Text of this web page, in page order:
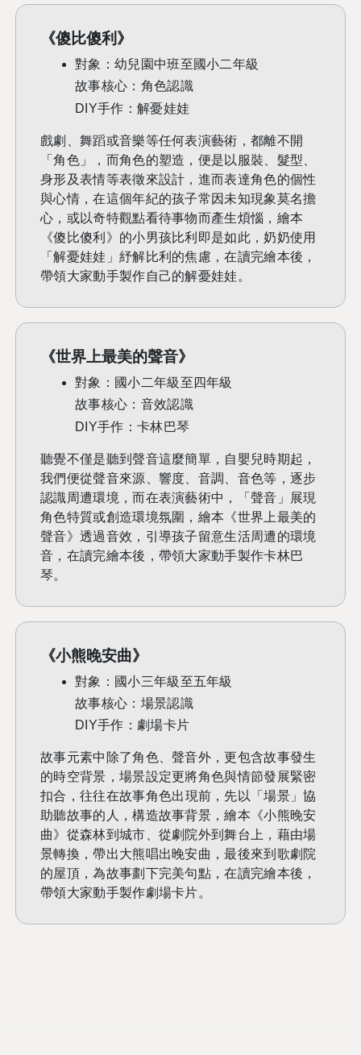
《傻比傻利》
對象：幼兒園中班至國小二年級
故事核心：角色認識
DIY手作：解憂娃娃
戲劇、舞蹈或音樂等任何表演藝術，都離不開
「角色」，而角色的塑造，便是以服裝、髮型、
身形及表情等表徵來設計，進而表達角色的個性
與心情，在這個年紀的孩子常因未知現象莫名擔
心，或以奇特觀點看待事物而產生煩惱，繪本
《傻比傻利》的小男孩比利即是如此，奶奶使用
「解憂娃娃」紓解比利的焦慮，在讀完繪本後，
帶領大家動手製作自己的解憂娃娃。
《世界上最美的聲音》
對象：國小二年級至四年級
故事核心：音效認識
DIY手作：卡林巴琴
聽覺不僅是聽到聲音這麼簡單，自嬰兒時期起，
我們便從聲音來源、響度、音調、音色等，逐步
認識周遭環境，而在表演藝術中，「聲音」展現
角色特質或創造環境氛圍，繪本 《世界上最美的
聲音》透過音效，引導孩子留意生活周遭的環境
音，在讀完繪本後，帶領大家動手製作卡林巴
琴。
《小熊晚安曲》
對象：國小三年級至五年級
故事核心：場景認識
DIY手作：劇場卡片
故事元素中除了角色、聲音外，更包含故事發生
的時空背景，場景設定更將角色與情節發展緊密
扣合，往往在故事角色出現前，先以「場景」協
助聽故事的人，構造故事背景，繪本《小熊晚安
曲》從森林到城市、從劇院外到舞台上，藉由場
景轉換，帶出大熊唱出晚安曲，最後來到歌劇院
的屋頂，為故事劃下完美句點，在讀完繪本後，
帶領大家動手製作劇場卡片。